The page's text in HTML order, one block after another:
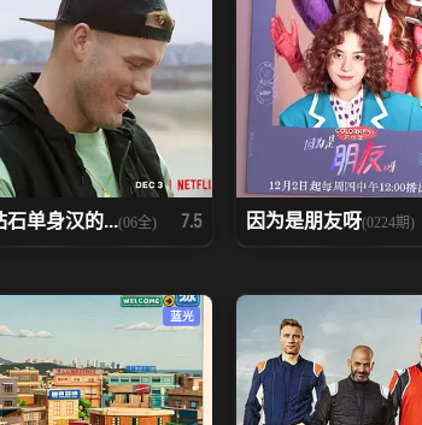
石单身汉的...(06全) 7.5 因为是朋友呀(0224期)
蓝光